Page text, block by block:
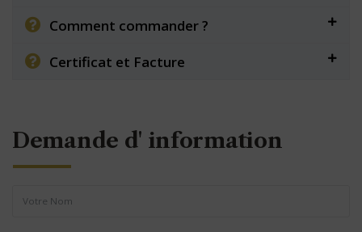
Comment commander ?
Certificat et Facture
Demande d' information